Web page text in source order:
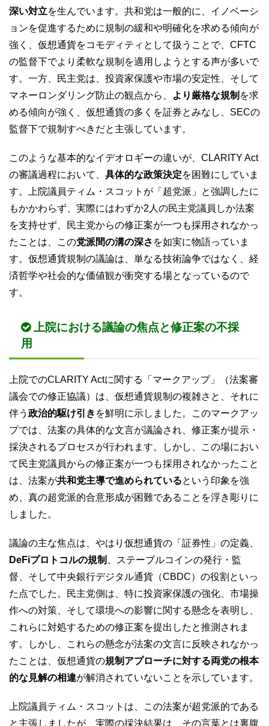
深い対立を生んでいます。共和党は一般的に、イノベーシ
ョンを促進するために規制の緩和や明確化を求める傾向が
強く、仮想通貨をコモディティとして扱うことで、CFTC
の監督下でより柔軟な規制を適用しようとする声が多いで
す。一方、民主党は、投資家保護や市場の安定性、そして
マネーロンダリング防止の観点から、
より厳格な規制 を求
める傾向が強く、仮想通貨の多くを証券とみなし、SECの
監督下で規制すべきだと主張しています。
このような基本的なイデオロギーの違いが、CLARITY Act
の審議過程において、 具体的な政策決定を困難にしていま
す。上院議員ティム・スコットが「超党派」と強調したに
もかかわらず、実際にはわずか2人の民主党議員しか法案
を支持せず、民主党からの修正案が一つも採用されなかっ
たことは、この党派間の溝の深さ を如実に物語っていま
す。仮想通貨規制の議論は、単なる技術論争ではなく、経
済哲学や社会的な価値観が衝突する場となっているので
す。
上院における議論の焦点と修正案の不採
用
上院でのCLARITY Actに関する「マークアップ」（法案審
議会での修正協議）は、仮想通貨規制の複雑さと、それに
伴う 政治的駆け引き を鮮明に示しました。このマークアッ
プでは、法案の具体的な文言が議論され、修正案が提示・
採決されるプロセスが行われます。しかし、この場におい
て民主党議員からの修正案が一つも採用されなかったこと
は、法案が共和党主導で進められているという印象を強
め、真の超党派的合意形成が困難であることを浮き彫りに
しました。
議論の主な焦点は、やはり仮想通貨の「証券性」の定義、
DeFiプロトコルの規制
、ステーブルコインの発行・監
督、そして中央銀行デジタル通貨（CBDC）の役割といっ
た点でした。民主党側は、特に投資家保護の強化、市場操
作への対策、そして環境への影響に関する懸念を表明し、
これらに対処するための修正案を提出したと推測されま
す。しかし、これらの懸念が法案の文言に反映されなかっ
たことは、仮想通貨の規制アプローチに対する両党の根本
的な見解の相違が解消されていないことを示しています。
上院議員ティム・スコットは、この法案が超党派的である
と主張しましたが、実際の採決結果は、その言葉とは裏腹